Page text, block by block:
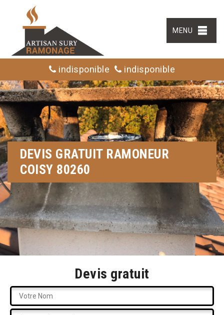
MENU
indisponible indisponible
DEVIS GRATUIT RAMONEUR
COISY 80260
Devis gratuit